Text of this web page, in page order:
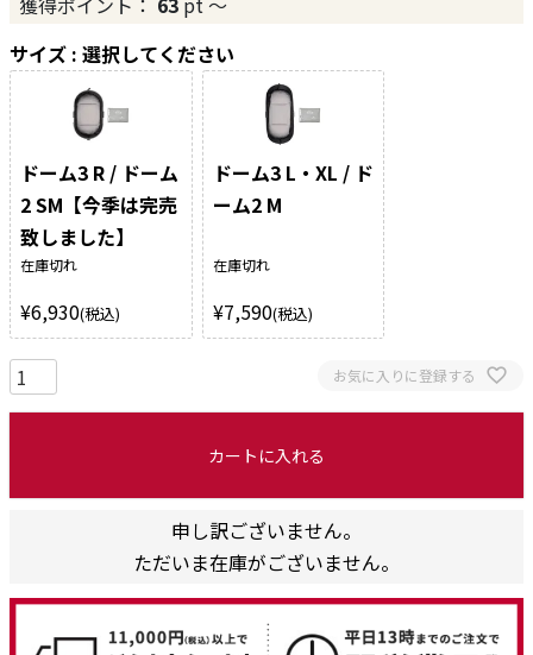
サイズ 選択してください
ドーム3 R / ドーム
2 SM【今季は完売
致しました】
在庫切れ
¥6,930 税込
ドーム3 L・XL / ド
ーム2 M
在庫切れ
¥7,590 税込
お気に入りに登録する
カートに入れる
申し訳ございません。
ただいま在庫がございません。